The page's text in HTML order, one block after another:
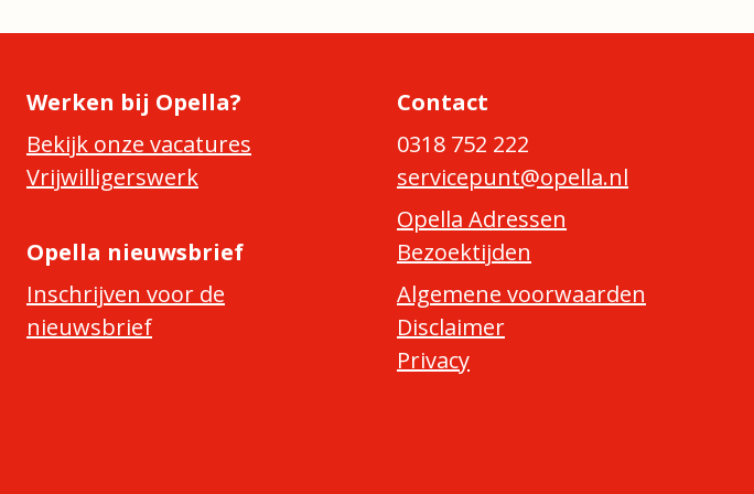
Werken bij Opella?
Bekijk onze vacatures
Vrijwilligerswerk
Opella nieuwsbrief
Inschrijven voor de
nieuwsbrief
Contact
0318 752 222
servicepunt@opella.nl
Opella Adressen
Bezoektijden
Algemene voorwaarden
Disclaimer
Privacy